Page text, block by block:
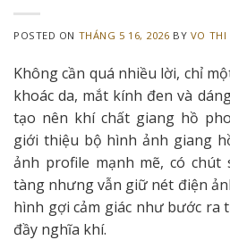
POSTED ON THÁNG 5 16, 2026 BY VO THI
Không cần quá nhiều lời, chỉ
khoác da, mắt kính đen và
tạo nên khí chất giang hồ
giới thiệu bộ hình ảnh giang
ảnh profile mạnh mẽ, có
tàng nhưng vẫn giữ nét điện
hình gợi cảm giác như bước ra
đầy nghĩa khí.